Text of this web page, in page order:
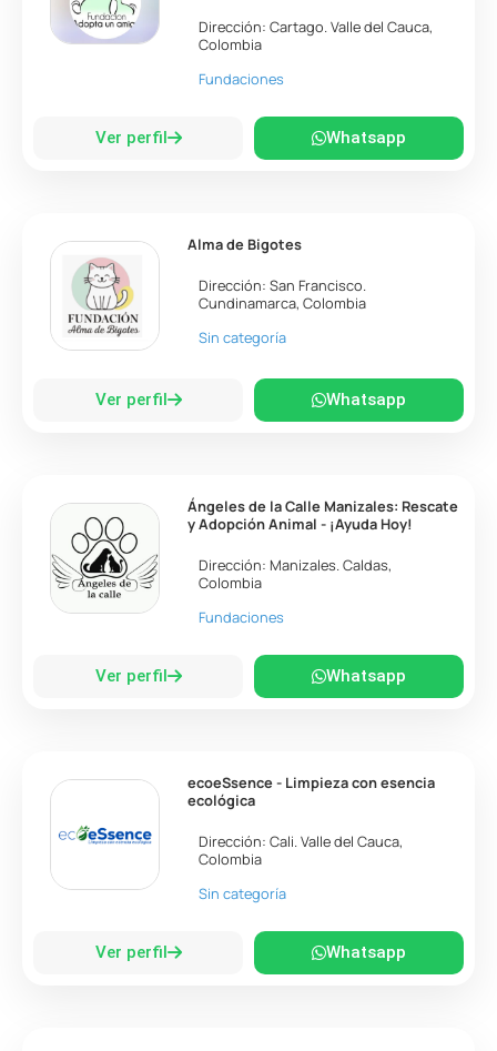
Dirección:Cartago.Valle del Cauca,
Colombia
Fundaciones
Ver perfil Whatsapp
Alma de Bigotes
Dirección:San Francisco.
Cundinamarca,Colombia
Sin categoría
Ver perfil Whatsapp
Ángeles de la Calle Manizales: Rescate
y Adopción Animal - ¡Ayuda Hoy!
Dirección: Manizales.Caldas,
Colombia
Fundaciones
Ver perfil Whatsapp
ecoeSsence - Limpieza con esencia
ecológica
Dirección:Cali.Valle del Cauca,
Colombia
Sin categoría
Ver perfil Whatsapp